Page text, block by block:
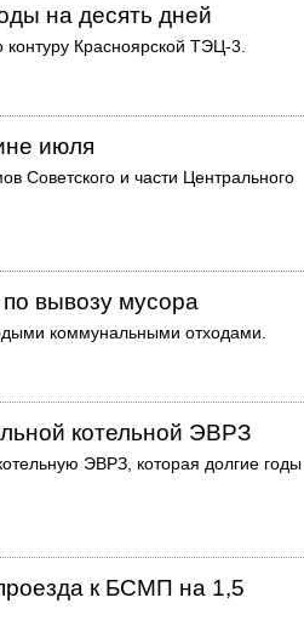
на десять дней
Красноярской ТЭЦ-3.
июля
Советского и части Центрального
вывозу мусора
коммунальными отходами.
котельной ЭВРЗ
ЭВРЗ, которая долгие годы
к БСМП на 1,5